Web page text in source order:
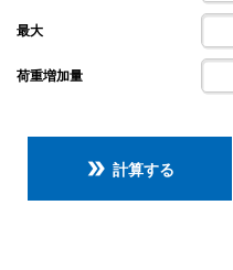
最大
荷重増加量
double_arrow 計算する